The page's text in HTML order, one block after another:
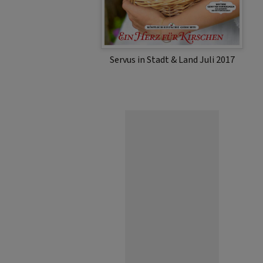
Servus in Stadt & Land Juli 2017